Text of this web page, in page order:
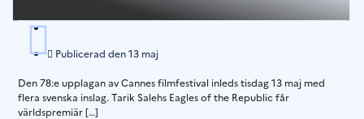
Publicerad den13 maj
Den 78:e upplagan av Cannes filmfestival inleds tisdag 13 maj med
flera svenska inslag. Tarik Salehs Eagles of the Republic får
världspremiär […]